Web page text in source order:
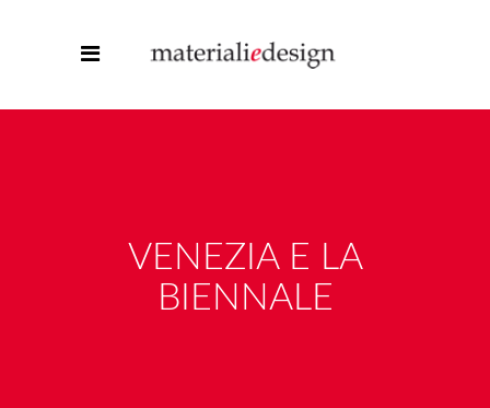
VENEZIA E LA
BIENNALE